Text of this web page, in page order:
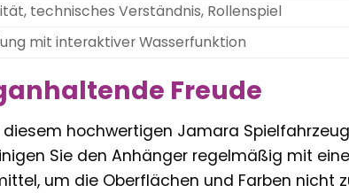
technisches Verständnis, Rollenspiel
mit interaktiver Wasserfunktion
Freude
diesem hochwertigen Jamara
Sie den Anhänger regelmäßig mit
um die Oberflächen und Farben nicht